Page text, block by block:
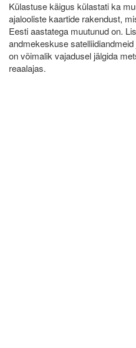
Külastuse käigus külastati ka
ajalooliste kaartide rakendust,
Eesti aastatega muutunud on.
andmekeskuse
on võimalik vajadusel jälgida
reaalajas.